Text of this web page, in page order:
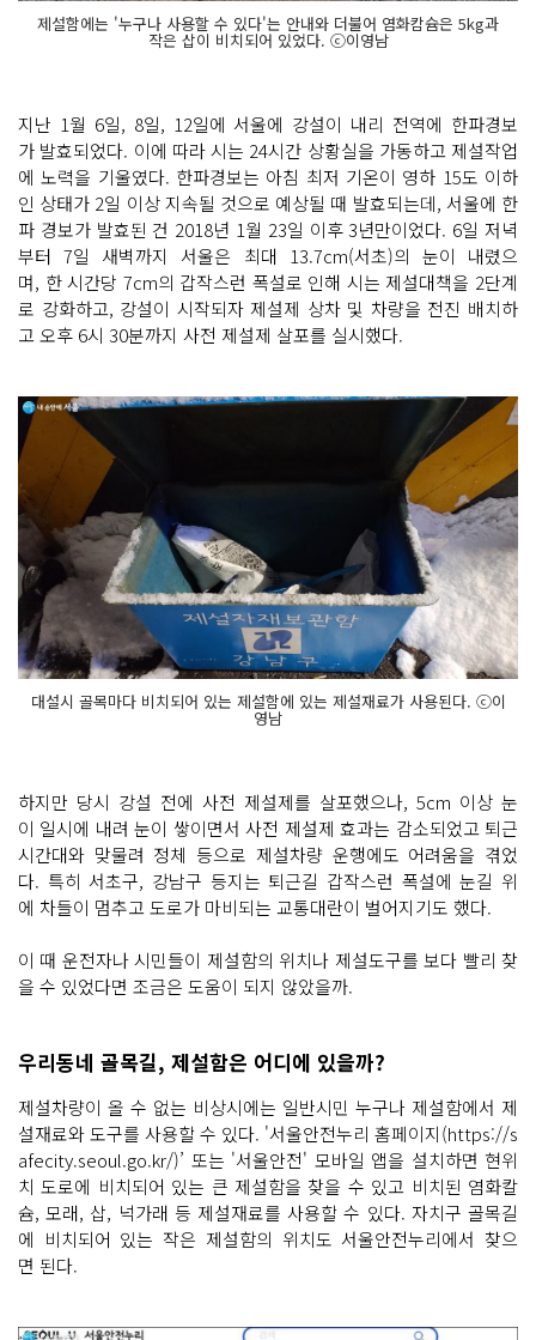
제설함에는 '누구나 사용할 수 있다'는 안내와 더불어 염화캄슘은 5kg과
작은 삽이 비치되어 있었다. ⓒ이영남
지난 1월 6일, 8일, 12일에 서울에 강설이 내리 전역에 한파경보
가 발효되었다. 이에 따라 시는 24시간 상황실을 가동하고 제설작업
에 노력을 기울였다. 한파경보는 아침 최저 기온이 영하 15도 이하
인 상태가 2일 이상 지속될 것으로 예상될 때 발효되는데, 서울에 한
파 경보가 발효된 건 2018년 1월 23일 이후 3년만이었다. 6일 저녁
부터 7일 새벽까지 서울은 최대 13.7cm(서초)의 눈이 내렸으
며, 한 시간당 7cm의 갑작스런 폭설로 인해 시는 제설대책을 2단계
로 강화하고, 강설이 시작되자 제설제 상차 및 차량을 전진 배치하
고 오후 6시 30분까지 사전 제설제 살포를 실시했다.
대설시 골목마다 비치되어 있는 제설함에 있는 제설재료가 사용된다. ⓒ이
영남
하지만 당시 강설 전에 사전 제설제를 살포했으나, 5cm 이상 눈
이 일시에 내려 눈이 쌓이면서 사전 제설제 효과는 감소되었고 퇴근
시간대와 맞물려 정체 등으로 제설차량 운행에도 어려움을 겪었
다. 특히 서초구, 강남구 등지는 퇴근길 갑작스런 폭설에 눈길 위
에 차들이 멈추고 도로가 마비되는 교통대란이 벌어지기도 했다.
이 때 운전자나 시민들이 제설함의 위치나 제설도구를 보다 빨리 찾
을 수 있었다면 조금은 도움이 되지 않았을까.
우리동네 골목길, 제설함은 어디에 있을까?
제설차량이 올 수 없는 비상시에는 일반시민 누구나 제설함에서 제
설재료와 도구를 사용할 수 있다. '서울안전누리 홈페이지(https://s
afecity.seoul.go.kr/)’ 또는 '서울안전' 모바일 앱을 설치하면 현위
치 도로에 비치되어 있는 큰 제설함을 찾을 수 있고 비치된 염화칼
슘, 모래, 삽, 넉가래 등 제설재료를 사용할 수 있다. 자치구 골목길
에 비치되어 있는 작은 제설함의 위치도 서울안전누리에서 찾으
면 된다.